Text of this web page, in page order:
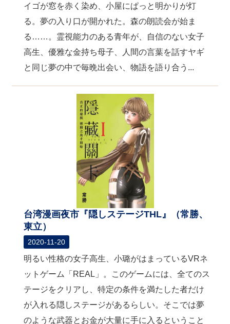
イゴが窓を赤く染め、小屋にぱっと明かりが灯
る。夢の入り口が開かれた。森の朗読会が始ま
る……。霊視能力のある青年が、自信のない女子
高生、優雅な金持ち母子、人間の言葉を話すヤギ
と同じ夢の中で毎晩出会い、物語を語り合う...
台湾漫画夜市『隠しステージTHL』（常勝、
東立）
2020-11-20
明るい性格の女子高生、小璐がはまっているVRネ
ットゲーム「REAL」。このゲームには、全てのス
テージをクリアし、特定の条件を満たした者だけ
が入れる隠しステージがあるらしい。そこでは夢
のような武器とお金が大量に手に入るということ